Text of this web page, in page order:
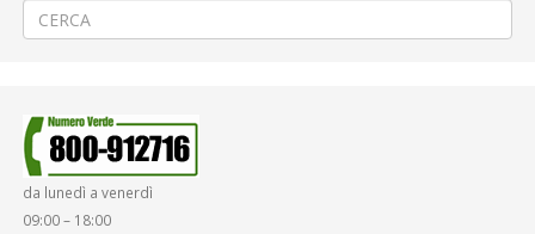
da lunedì a venerdì
09:00 – 18:00